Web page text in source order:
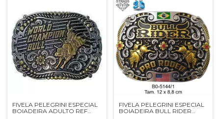
FIVELA PELEGRINI ESPECIAL
BOIADEIRA ADULTO REF
FIVELA PELEGRINI ESPECIAL
BOIADEIRA BULL RIDER